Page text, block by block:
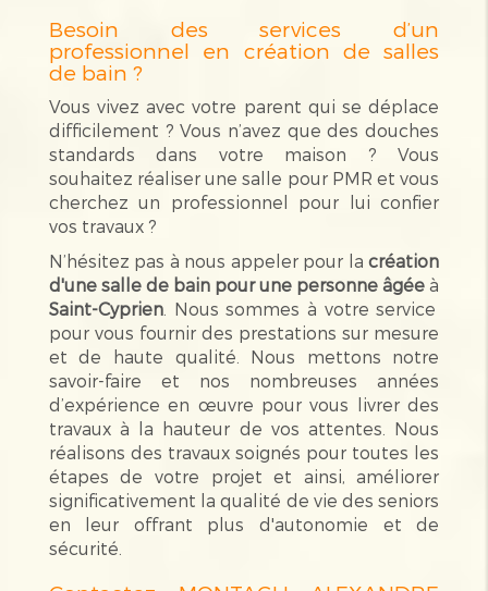
Besoin des services d’un
professionnel en création de salles
de bain ?
Vous vivez avec votre parent qui se déplace
difficilement ? Vous n’avez que des douches
standards dans votre maison ? Vous
souhaitez réaliser une salle pour PMR et vous
cherchez un professionnel pour lui confier
vos travaux ?
N’hésitez pas à nous appeler pour lacréation
d'une salle de bain pour une personne âgéeà
Saint-Cyprien. Nous sommes à votre service
pour vous fournir des prestations sur mesure
et de haute qualité. Nous mettons notre
savoir-faire et nos nombreuses années
d’expérience en œuvre pour vous livrer des
travaux à la hauteur de vos attentes. Nous
réalisons des travaux soignés pour toutes les
étapes de votre projet et ainsi, améliorer
significativement la qualité de vie des seniors
en leur offrant plus d'autonomie et de
sécurité.